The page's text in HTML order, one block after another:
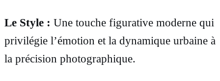
e
s
u
Le Style : Une touche figurative moderne qui
privilégie l’émotion et la dynamique urbaine à
la précision photographique.